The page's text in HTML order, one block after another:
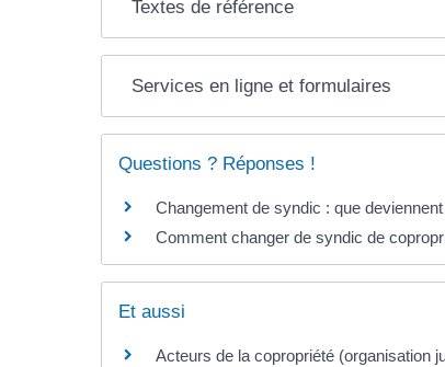
Textes de référence
Services en ligne et formulaires
Questions ? Réponses !
Changement de syndic : que
Comment changer de syndic de
Et aussi
Acteurs de la copropriété (organisation